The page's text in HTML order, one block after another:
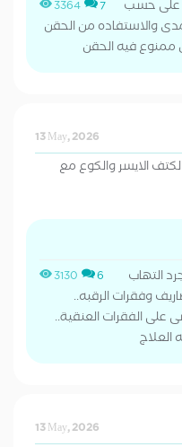
3364 7
على حسب
والاستفاده من الحقن
فيه الحقن
13 May, 2026
الايسر والكوع مع
3130 6
التهاب
وفقرات الرقبه..
الفقرات العنقية..
13 May, 2026